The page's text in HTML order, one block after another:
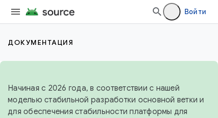
Войти
ДОКУМЕНТАЦИЯ
Начиная с 2026 года, в соответствии с нашей
моделью стабильной разработки основной ветки и
для обеспечения стабильности платформы для